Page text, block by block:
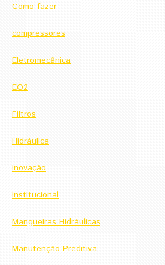
Como fazer
compressores
Eletromecânica
EO2
Filtros
Hidráulica
Inovação
Institucional
Mangueiras Hidráulicas
Manutenção Preditiva